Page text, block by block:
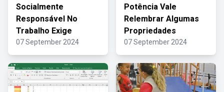
Socialmente
Responsável No
Trabalho Exige
07 September 2024
Potência Vale
Relembrar Algumas
Propriedades
07 September 2024